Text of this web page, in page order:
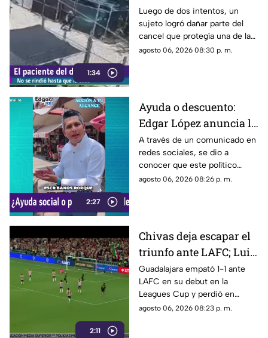
1:34
al ingresar a cochera
ajena en calle Rancho
Rodeo
Luego de dos intentos, un
sujeto logró dañar parte del
cancel que protegía una de las
puertas de una cochera
agosto 06, 2026 08:30 p. m.
2:27
Ayuda o descuento:
Edgar López anuncia la
nueva estrategia para
ayudar algunas
familias
A través de un comunicado en
redes sociales, se dio a
conocer que este político
presuntamente busca ayudar a
agosto 06, 2026 08:26 p. m.
2:11
Chivas deja escapar el
triunfo ante LAFC; Luis
Romo es señalado por
su cobro en penales
Guadalajara empató 1-1 ante
LAFC en su debut en la
Leagues Cup y perdió en
penales; Luis Romo fue
agosto 06, 2026 08:23 p. m.